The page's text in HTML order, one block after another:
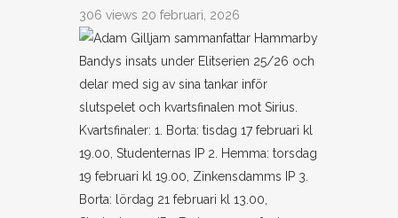
306 views 20 februari, 2026